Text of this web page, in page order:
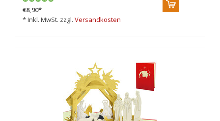
€8,90*
* Inkl. MwSt. zzgl. Versandkosten